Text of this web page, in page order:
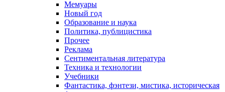
Мемуары
Новый год
Образование и наука
Политика, публицистика
Прочее
Реклама
Сентиментальная литература
Техника и технологии
Учебники
Фантастика, фэнтези, мистика, историческая